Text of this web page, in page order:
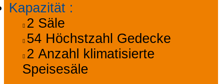
Kapazität :
2 Säle
54 Höchstzahl Gedecke
2 Anzahl klimatisierte
Speisesäle